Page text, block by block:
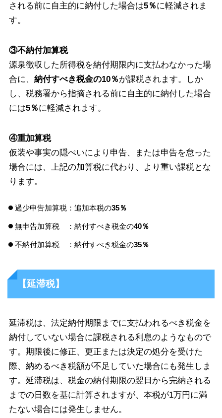
される前に自主的に納付した場合は5％に軽減されま
す。
③不納付加算税
源泉徴収した所得税を納付期限内に支払わなかった場
合に、 納付すべき税金の10％が課税されます。しか
し、税務署から指摘される前に自主的に納付した場合
には5％に軽減されます。
④重加算税
仮装や事実の隠ぺいにより申告、または申告を怠った
場合には、上記の加算税に代わり、より重い課税とな
ります。
過少申告加算税：追加本税の35％
無申告加算税 ：納付すべき税金の40％
不納付加算税 ：納付すべき税金の35％
【延滞税】
延滞税は、法定納付期限までに支払われるべき税金を
納付していない場合に課税される利息のようなもので
す。期限後に修正、更正または決定の処分を受けた
際、納めるべき税額が不足していた場合にも発生しま
す。延滞税は、税金の納付期限の翌日から完納される
までの日数を基に計算されますが、本税が1万円に満
たない場合には発生しません。